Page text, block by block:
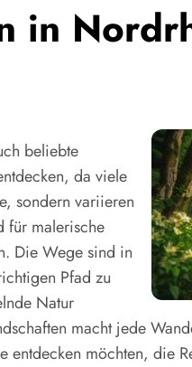
in
beliebte
da viele
sondern variieren
für malerische
Die Wege sind in
Pfad zu
Natur
macht jede
entdecken möchten, die